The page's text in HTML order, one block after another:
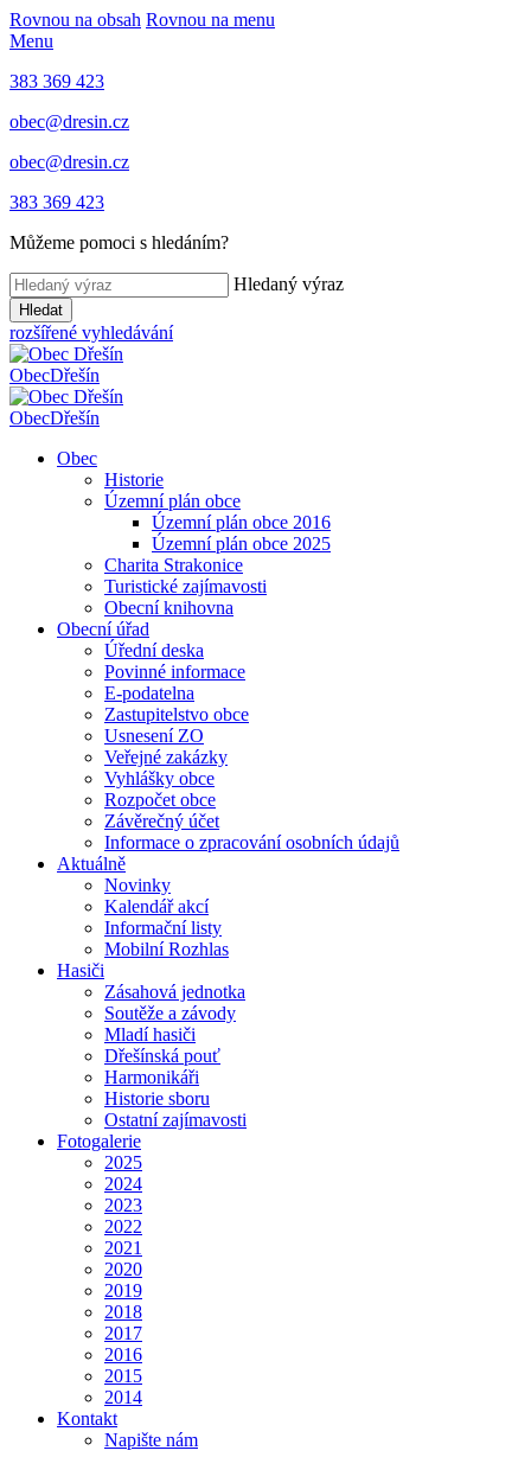
Rovnou na obsah Rovnou na menu
Menu
383 369 423
obec@dresin.cz
obec@dresin.cz
383 369 423
Můžeme pomoci s hledáním?
Hledaný výraz
Hledat
rozšířené vyhledávání
ObecDřešín
ObecDřešín
Obec
Historie
Územní plán obce
Územní plán obce 2016
Územní plán obce 2025
Charita Strakonice
Turistické zajímavosti
Obecní knihovna
Obecní úřad
Úřední deska
Povinné informace
E-podatelna
Zastupitelstvo obce
Usnesení ZO
Veřejné zakázky
Vyhlášky obce
Rozpočet obce
Závěrečný účet
Informace o zpracování osobních údajů
Aktuálně
Novinky
Kalendář akcí
Informační listy
Mobilní Rozhlas
Hasiči
Zásahová jednotka
Soutěže a závody
Mladí hasiči
Dřešínská pouť
Harmonikáři
Historie sboru
Ostatní zajímavosti
Fotogalerie
2025
2024
2023
2022
2021
2020
2019
2018
2017
2016
2015
2014
Kontakt
Napište nám